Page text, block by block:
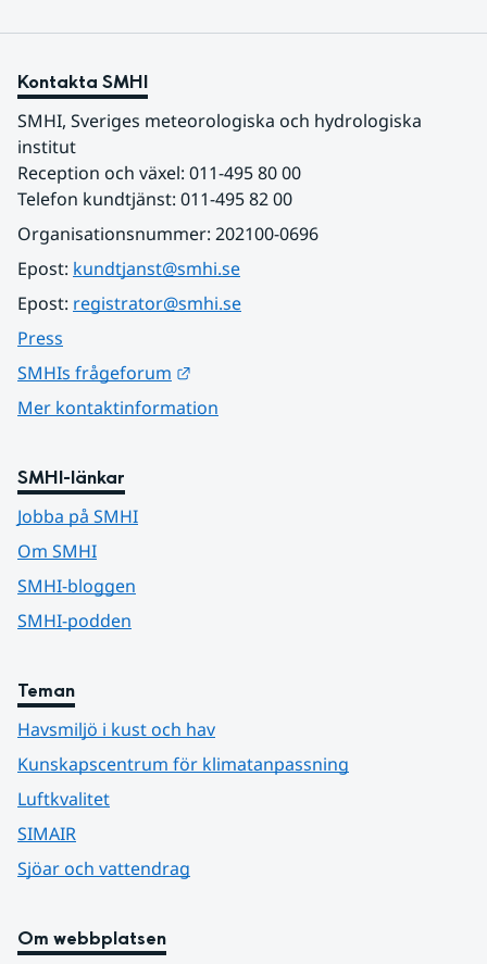
Kontakta SMHI
SMHI, Sveriges meteorologiska och hydrologiska
institut
Reception och växel: 011-495 80 00
Telefon kundtjänst: 011-495 82 00
Organisationsnummer: 202100-0696
Epost: kundtjanst@smhi.se
Epost: registrator@smhi.se
Press
SMHIs frågeforum
Mer kontaktinformation
SMHI-länkar
Jobba på SMHI
Om SMHI
SMHI-bloggen
SMHI-podden
Teman
Havsmiljö i kust och hav
Kunskapscentrum för klimatanpassning
Luftkvalitet
SIMAIR
Sjöar och vattendrag
Om webbplatsen